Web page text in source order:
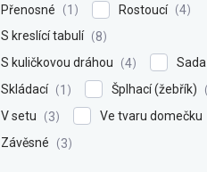
Přenosné
1 Rostoucí
4
S kreslící tabulí
8
S kuličkovou dráhou
4 Sada
Skládací
1 Šplhací (žebřík)
V setu
3 Ve tvaru domečku
Závěsné
3